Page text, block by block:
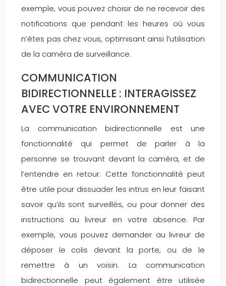
exemple, vous pouvez choisir de ne recevoir des
notifications que pendant les heures où vous
n’êtes pas chez vous, optimisant ainsi l’utilisation
de la caméra de surveillance.
COMMUNICATION
BIDIRECTIONNELLE : INTERAGISSEZ
AVEC VOTRE ENVIRONNEMENT
La communication bidirectionnelle est une
fonctionnalité qui permet de parler à la
personne se trouvant devant la caméra, et de
l’entendre en retour. Cette fonctionnalité peut
être utile pour dissuader les intrus en leur faisant
savoir qu’ils sont surveillés, ou pour donner des
instructions au livreur en votre absence. Par
exemple, vous pouvez demander au livreur de
déposer le colis devant la porte, ou de le
remettre à un voisin. La communication
bidirectionnelle peut également être utilisée